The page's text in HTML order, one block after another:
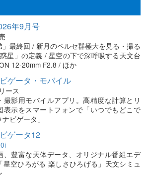
年9月号
」最終回 / 新月のペルセ群極大を見る・撮る
星」の定義 / 星空の下で深呼吸する天文台
12-20mm F2.8 / ほか
ゲータ・モバイル
ース
撮影用モバイルアプリ。高精度な計算とリ
表示をスマートフォンで「いつでもどこで
ビゲータ」
ゲータ12
、豊富な天体データ、オリジナル番組エデ
星空ひろがる 楽しさひろげる」天文シミュ